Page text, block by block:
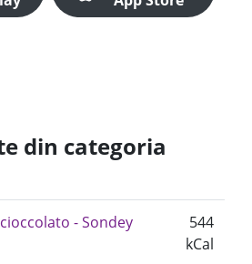
din categoria
- Sondey
544
kCal